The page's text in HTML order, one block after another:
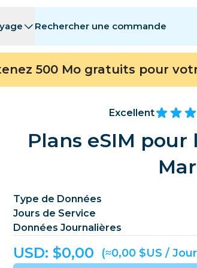
Rechercher une commande
Andorre
Bosnie-Herzégovine
Rica
Dominique
Europe
500 Mo gratuits pour
Excellent
Plans eSIM pour
Type de Données
Jours de Service
Données Journalières
USD: $0,00 (≈0,00 $US /